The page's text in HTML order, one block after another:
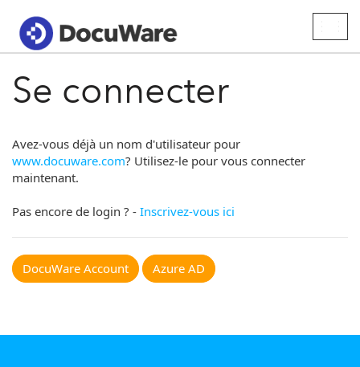
Se connecter
Avez-vous déjà un nom d'utilisateur pour
www.docuware.com? Utilisez-le pour vous connecter
maintenant.
Pas encore de login ? - Inscrivez-vous ici
DocuWare Account Azure AD